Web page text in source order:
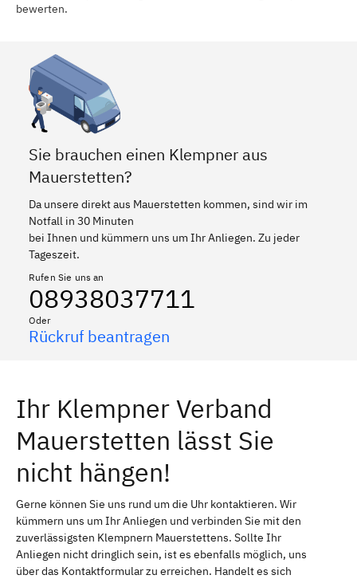
bewerten.
Sie brauchen einen Klempner aus
Mauerstetten?
Da unsere direkt aus Mauerstetten kommen, sind wir im
Notfall in 30 Minuten
bei Ihnen und kümmern uns um Ihr Anliegen. Zu jeder
Tageszeit.
Rufen Sie uns an
08938037711
Oder
Rückruf beantragen
Ihr Klempner Verband
Mauerstetten lässt Sie
nicht hängen!
Gerne können Sie uns rund um die Uhr kontaktieren. Wir
kümmern uns um Ihr Anliegen und verbinden Sie mit den
zuverlässigsten Klempnern Mauerstettens. Sollte Ihr
Anliegen nicht dringlich sein, ist es ebenfalls möglich, uns
über das Kontaktformular zu erreichen. Handelt es sich